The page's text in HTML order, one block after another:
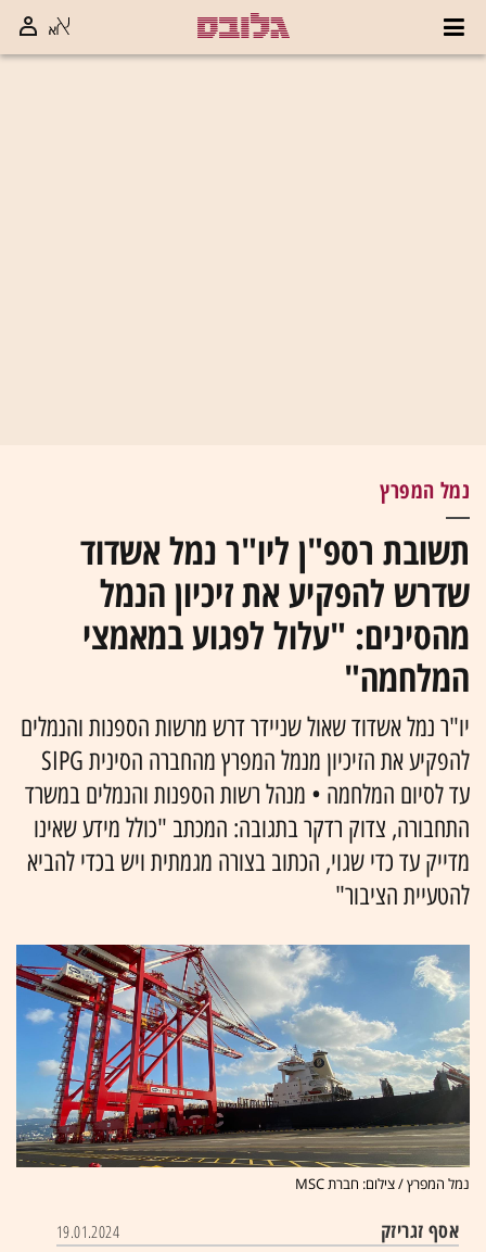
נמל המפרץ
תשובת רספ"ן ליו"ר נמל אשדוד
שדרש להפקיע את זיכיון הנמל
מהסינים: "עלול לפגוע במאמצי
המלחמה"
יו"ר נמל אשדוד שאול שניידר דרש מרשות הספנות והנמלים
להפקיע את הזיכיון מנמל המפרץ מהחברה הסינית SIPG
עד לסיום המלחמה • מנהל רשות הספנות והנמלים במשרד
התחבורה, צדוק רדקר בתגובה: המכתב "כולל מידע שאינו
מדייק עד כדי שגוי, הכתוב בצורה מגמתית ויש בכדי להביא
להטעיית הציבור"
נמל המפרץ / צילום: חברת MSC
אסף זגריזק 19.01.2024